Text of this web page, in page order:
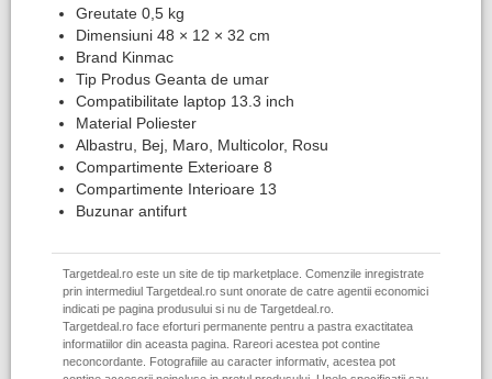
Greutate 0,5 kg
Dimensiuni 48 × 12 × 32 cm
Brand Kinmac
Tip Produs Geanta de umar
Compatibilitate laptop 13.3 inch
Material Poliester
Albastru, Bej, Maro, Multicolor, Rosu
Compartimente Exterioare 8
Compartimente Interioare 13
Buzunar antifurt
Targetdeal.ro este un site de tip marketplace. Comenzile inregistrate
prin intermediul Targetdeal.ro sunt onorate de catre agentii economici
indicati pe pagina produsului si nu de Targetdeal.ro.
Targetdeal.ro face eforturi permanente pentru a pastra exactitatea
informatiilor din aceasta pagina. Rareori acestea pot contine
neconcordante. Fotografiile au caracter informativ, acestea pot